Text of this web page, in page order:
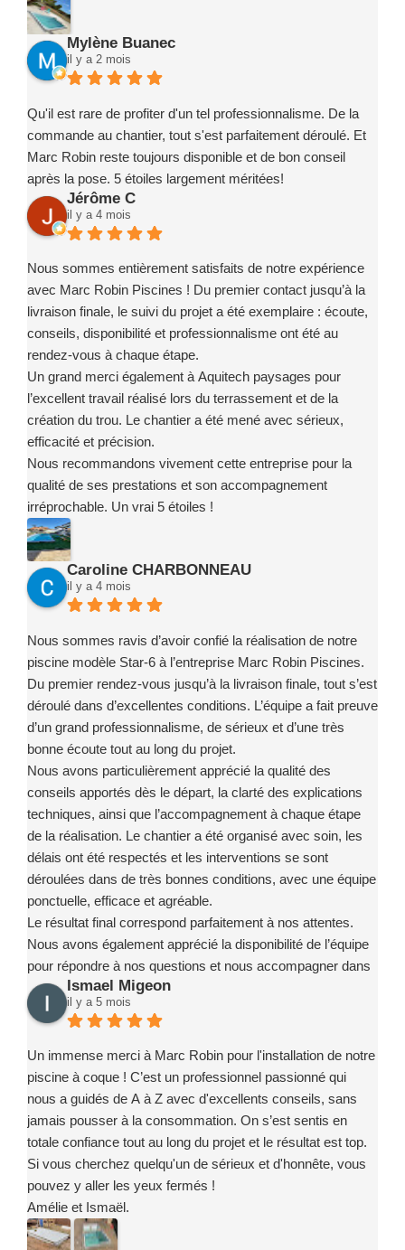
Mylène Buanec
il y a 2 mois
Qu'il est rare de profiter d'un tel professionnalisme. De la
commande au chantier, tout s'est parfaitement déroulé. Et
Marc Robin reste toujours disponible et de bon conseil
après la pose. 5 étoiles largement méritées!
Jérôme C
il y a 4 mois
Nous sommes entièrement satisfaits de notre expérience
avec Marc Robin Piscines ! Du premier contact jusqu’à la
livraison finale, le suivi du projet a été exemplaire : écoute,
conseils, disponibilité et professionnalisme ont été au
rendez-vous à chaque étape.
Un grand merci également à Aquitech paysages pour
l’excellent travail réalisé lors du terrassement et de la
création du trou. Le chantier a été mené avec sérieux,
efficacité et précision.
Nous recommandons vivement cette entreprise pour la
qualité de ses prestations et son accompagnement
irréprochable. Un vrai 5 étoiles !
Caroline CHARBONNEAU
il y a 4 mois
Nous sommes ravis d’avoir confié la réalisation de notre
piscine modèle Star-6 à l’entreprise Marc Robin Piscines.
Du premier rendez-vous jusqu’à la livraison finale, tout s’est
déroulé dans d’excellentes conditions. L’équipe a fait preuve
d’un grand professionnalisme, de sérieux et d’une très
bonne écoute tout au long du projet.
Nous avons particulièrement apprécié la qualité des
conseils apportés dès le départ, la clarté des explications
techniques, ainsi que l’accompagnement à chaque étape
de la réalisation. Le chantier a été organisé avec soin, les
délais ont été respectés et les interventions se sont
déroulées dans de très bonnes conditions, avec une équipe
ponctuelle, efficace et agréable.
Le résultat final correspond parfaitement à nos attentes.
Nous avons également apprécié la disponibilité de l’équipe
pour répondre à nos questions et nous accompagner dans
la prise en main de notre installation.
Nous recommandons sans hésitation l’entreprise Marc
Robin Piscines à toute personne souhaitant réaliser un
projet de piscine en toute confiance. Merci encore à toute
l’équipe pour votre sérieux, votre implication et la qualité de
votre travail.
Ismael Migeon
il y a 5 mois
Un immense merci à Marc Robin pour l'installation de notre
piscine à coque ! C’est un professionnel passionné qui
nous a guidés de A à Z avec d'excellents conseils, sans
jamais pousser à la consommation. On s’est sentis en
totale confiance tout au long du projet et le résultat est top.
Si vous cherchez quelqu'un de sérieux et d'honnête, vous
pouvez y aller les yeux fermés !
Amélie et Ismaël.